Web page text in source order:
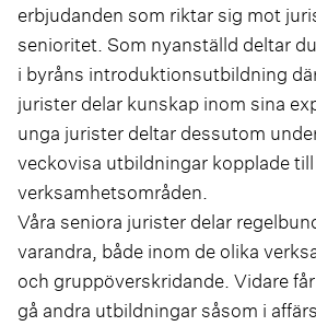
erbjudanden som riktar sig mot
senioritet. Som nyanställd deltar
i byråns introduktionsutbildning
jurister delar kunskap inom sina
unga jurister deltar dessutom
veckovisa utbildningar kopplade
verksamhetsområden.
Våra seniora jurister delar
varandra, både inom de olika
och gruppöverskridande. Vidare
gå andra utbildningar såsom i